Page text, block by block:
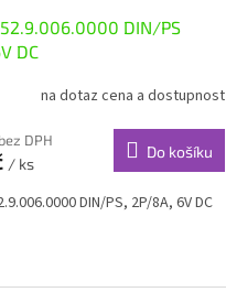
DIN/PS
DC
na dotaz cena a dostupnost
DPH
/ ks
Do košíku
DIN/PS, 2P/8A, 6V DC